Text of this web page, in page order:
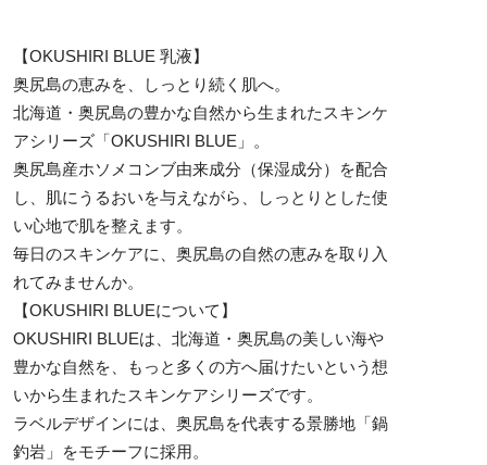
【OKUSHIRI BLUE 乳液】
奥尻島の恵みを、しっとり続く肌へ。
北海道・奥尻島の豊かな自然から生まれたスキンケ
アシリーズ「OKUSHIRI BLUE」。
奥尻島産ホソメコンブ由来成分（保湿成分）を配合
し、肌にうるおいを与えながら、しっとりとした使
い心地で肌を整えます。
毎日のスキンケアに、奥尻島の自然の恵みを取り入
れてみませんか。
【OKUSHIRI BLUEについて】
OKUSHIRI BLUEは、北海道・奥尻島の美しい海や
豊かな自然を、もっと多くの方へ届けたいという想
いから生まれたスキンケアシリーズです。
ラベルデザインには、奥尻島を代表する景勝地「鍋
釣岩」をモチーフに採用。